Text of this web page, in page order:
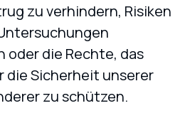
zu verhindern, Risiken
oder die Rechte, das
die Sicherheit unserer
zu schützen.